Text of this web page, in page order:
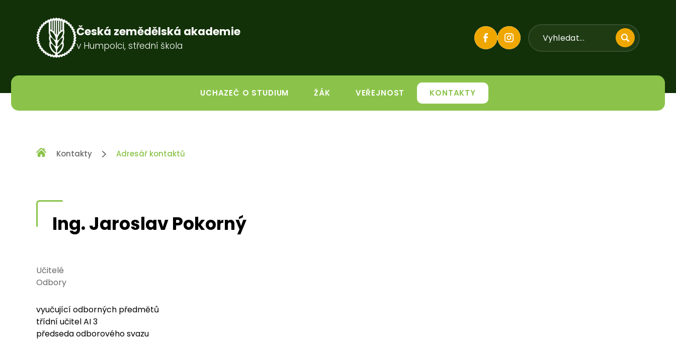
Česká zemědělská akademie
v Humpolci, střední škola
UCHAZEČ O STUDIUM ŽÁK VEŘEJNOST KONTAKTY
Kontakty Adresář kontaktů
Ing. Jaroslav Pokorný
Učitelé
Odbory
vyučující odborných předmětů
třídní učitel AI 3
předseda odborového svazu